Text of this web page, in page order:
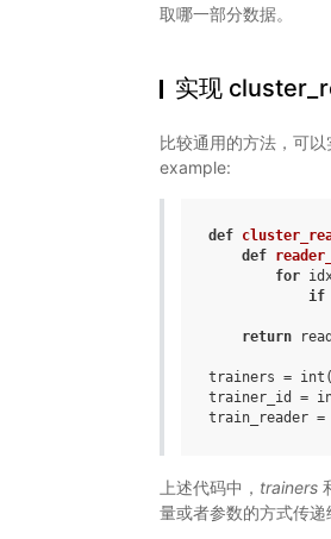
取哪一部分数据。
实现
比较通用的方法，可
example:
def
def
for
if
return
trainers = int
trainer_id
=
train_reader =
上述代码中， trainers
量或者参数的方式传